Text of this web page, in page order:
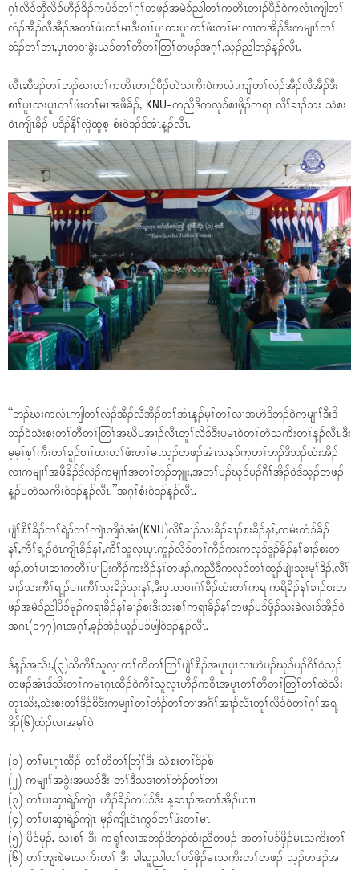
ဂ့ၢ်လိၥ်ဘှီလိၥ်ဟီၣ်ခိၣ်ကပံၥ်တၢ်ဂ့ၢ်တဖၣ်အမဲၥ်ညါတၢ်ကတိၤတၢၣ်ပီၣ်ဝဲကလံၤကျါတၢ်
လံၣ်အီၣ်လီအီၣ်အတၢ်ဖံးတၢ်မၤဒီးစၢၢ်ပူၤထးပူၤတၢ်ဖံးတၢ်မၤလၢတအိၣ်ဒီးကမျၢၢ်တၢ်
ဘံၣ်တၢ်ဘၢ,ပှၤတဝၢခွဲးယၥ်တၢ်တီတၢ်တြၢ်တဖၣ်အဂ့ၢ်,သ့ၣ်ညါဘၣ်န့ၣ်လီၤ.
လီၤဆီဒၣ်တၢ်ဘၣ်ဃးတၢ်ကတိၤတၢၣ်ပီၣ်တဲသကိးဝဲကလံၤကျါတၢ်လံၣ်အီၣ်လီအီၣ်ဒီး
စၢၢ်ပူၤထးပူၤတၢ်ဖံးတၢ်မၤအဖီခိၣ်, KNU-ကညီဒီကလုၥ်စၢဖှိၣ်ကရၢ လီၢ်ခၢၣ်သး သဲစး
ဝဲၤကျိၤခိၣ် ပဒိၣ်နီၢ်လွဲထူစ့ စံးဝဲဒၣ်ဒ်အံၤန့ၣ်လီၤ.
“ဘၣ်ဃးကလံၤကျါတၢ်လံၣ်အီၣ်လီအီၣ်တၢ်အံၤန့ၣ်မ့ၢ်တၢ်လၢအဟဲဒိဘၣ်ဝဲကမျၢၢ်ဒီးဒိ
ဘၣ်ဝဲသဲးစးတၢ်တီတၢ်တြၢ်အဃိပအၢၣ်လီၤတူၢ်လိၥ်ဒီးပမၤဝဲတၢ်တဲသကိးတၢ်န့ၣ်လီၤ.ဒီး
မ့မ့ၢ်စ့ၢ်ကီးတၢ်ခူၣ်စၢၢ်ထးတၢ်ဖံးတၢ်မၤသ့ၣ်တဖၣ်အံၤသနၥ်က့တၢ်ဘၣ်ဒိဘၣ်ထံးအိၣ်
လၢကမျၢၢ်အဖီခိၣ်ဒ်လဲၣ်ကမျၢၢ်အတၢ်ဘၣ်ဘျူး,အတၢ်ပၣ်ဃုၥ်ပၣ်ဂီၢ်အိၣ်ဝဲဒ်သ့ၣ်တဖၣ်
န့ၣ်ပတဲသကိးဝဲဒၣ်န့ၣ်လီၤ.”အဂ့ၢ်စံးဝဲဒၣ်န့ၣ်လီၤ.
ပျဲၢ်စီၢ်ခိၣ်တၢ်ရဲၣ်တၢ်ကျဲၤဘျီဝဲအံၤ(KNU)လီၢ်ခၢၣ်သးခိၣ်ခၢၣ်စးခိၣ်နၢ်,ကမံးတံၥ်ခိၣ်
နၢ်,ကီၢ်ရ့ၣ်ဝဲၤကျိၤခိၣ်နၢ်,ကီၢ်သူလ့ၤပှၤကူၣ်လိၥ်တၢ်ကီၣ်ကးကလုၥ်ဒူၣ်ခိၣ်နၢ်ခၢၣ်စးတ
ဖၣ်,တၢ်ပၢဆၢကတီၢ်ပၢပြးကီၣ်ကးခိၣ်နၢ်တဖၣ်,ကညီဒီကလုၥ်တၢ်ထူၣ်ဖျဲးသုးမုၢ်ဒိၣ်,လီၢ်
ခၢၣ်သးကီၢ်ရ့ၣ်ပၢၤကီၢ်သုးခိၣ်သုးနၢ်,ဒီးပှၤတဝၢဂံၢ်ခီၣ်ထံးတၢ်ကရၢကရိခိၣ်နၢ်ခၢၣ်စးတ
ဖၣ်အမဲၥ်ညါပိၥ်မုၣ်ကရၢခိၣ်နၢ်ခၢၣ်စးဒီးသးစၢ်ကရၢခိၣ်နၢ်တဖၣ်ပၥ်ဖှိၣ်သးခဲလၢၥ်အိၣ်ဝဲ
အဂၤ(၁၇၇)ဂၤအဂ့ၢ်,ခ့ၣ်အဲၣ်ယူၣ်ပၥ်ဖျါဝဲဒၣ်န့ၣ်လီၤ.
ဒ်န့ၣ်အသိး,(၃)သီကီၢ်သူလ့ၤတၢ်တီတၢ်တြၢ်ပျဲၢ်စီၣ်အပူၤပှၤလၢဟဲပၣ်ဃုၥ်ပၣ်ဂီၢ်ဝဲသ့ၣ်
တဖၣ်အံၤဒ်သိးတၢ်ကမၤဂ့ၤထီၣ်ဝဲကီၢ်သူလ့ၤဟီၣ်ကဝီၤအပူၤတၢ်တီတၢ်တြၢ်တၢ်ထဲသိး
တုၤသိး,သဲးစးတၢ်ဒိၣ်စိဒီးကမျၢၢ်တၢ်ဘံၣ်တၢ်ဘၢအဂီၢ်အၢၣ်လီၤတူၢ်လိၥ်ဝဲတၢ်ဂ့ၢ်အရ့
ဒိၣ်(၆)ထံၣ်လၢအမ့ၢ်ဝဲ
(၁) တၢ်မၤဂ့ၤထီၣ် တၢ်တီတၢ်တြၢ်ဒီး သဲစးတၢ်ဒိၣ်စိ
(၂) ကမျၢၢ်အခွဲးအယၥ်ဒီး တၢ်ဒီသဒၢတၢ်ဘံၣ်တၢ်ဘၢ
(၃) တၢ်ပၢဆှၢရဲၣ်ကျဲၤ ဟီၣ်ခိၣ်ကပံၥ်ဒီး န့ဆၢၣ်အတၢ်အိၣ်ယၢၤ
(၄) တၢ်ပၢဆှၢရဲၣ်ကျဲၤ မုၣ်ကျိၤဝဲၤကွၥ်တၢ်ဖံးတၢ်မၤ
(၅) ပိၥ်မုၣ်, သးစၢ် ဒီး ကရူၢ်လၢအဘၣ်ဒိဘၣ်ထံးညီတဖၣ် အတၢ်ပၥ်ဖှိၣ်မၤသကိးတၢ်
(၆) တၢ်ဘျးစဲမၤသကိးတၢ် ဒီး ခါဆူညါတၢ်ပၥ်ဖှိၣ်မၤသကိးတၢ်တဖၣ် သ့ၣ်တဖၣ်အ